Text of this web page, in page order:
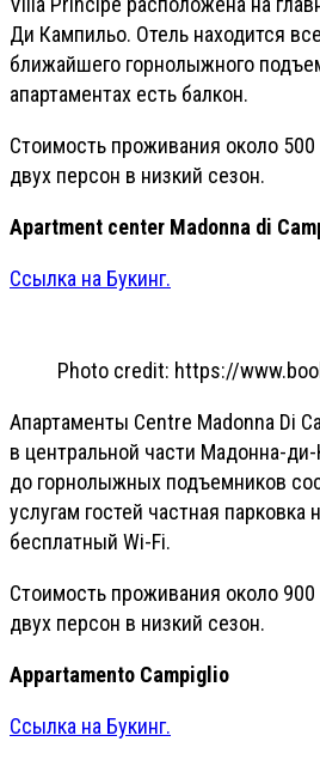
Ди Кампильо. Отель находится
ближайшего горнолыжного
апартаментах есть балкон.
Стоимость проживания около
двух персон в низкий сезон.
Apartment center Madonna di
Ссылка на Букинг.
Photo credit: https://
Апартаменты Centre Madonna Di
в центральной части Мадонна-
до горнолыжных подъемников
услугам гостей частная парковка
бесплатный Wi-Fi.
Стоимость проживания около
двух персон в низкий сезон.
Appartamento Campiglio
Ссылка на Букинг.